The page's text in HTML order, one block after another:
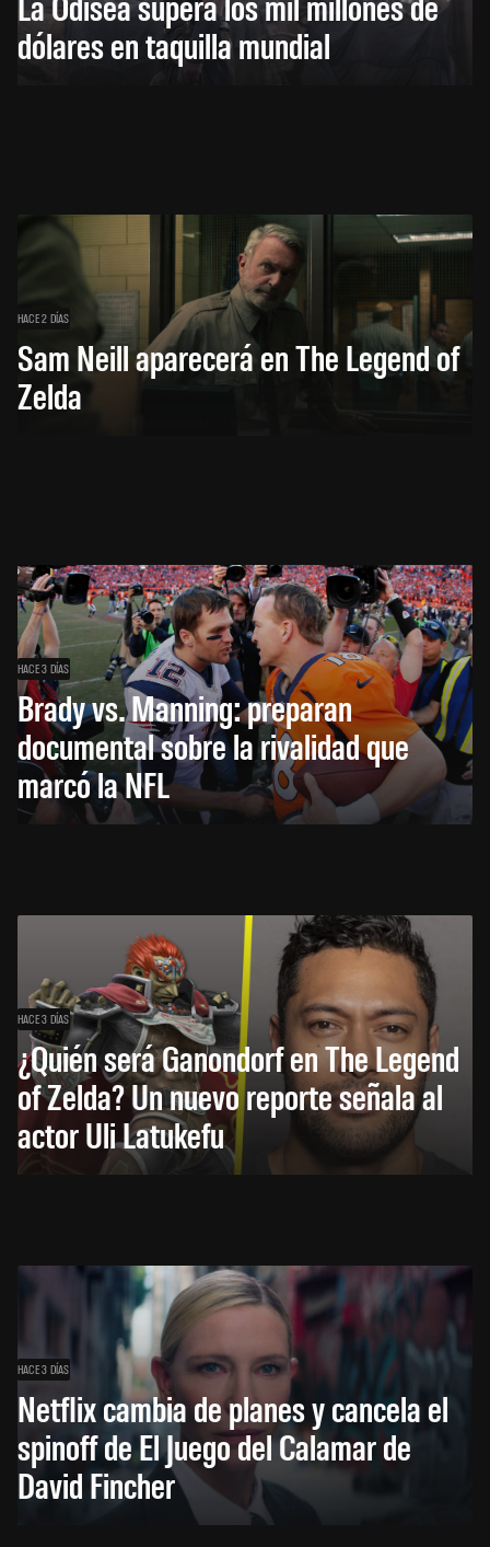
dólares en taquilla mundial
HACE 2 DÍAS
Sam Neill aparecerá en The Legend of
Zelda
HACE 3 DÍAS
Brady vs. Manning: preparan
documental sobre la rivalidad que
marcó la NFL
HACE 3 DÍAS
¿Quién será Ganondorf en The Legend
of Zelda? Un nuevo reporte señala al
actor Uli Latukefu
HACE 3 DÍAS
Netflix cambia de planes y cancela el
spinoff de El Juego del Calamar de
David Fincher